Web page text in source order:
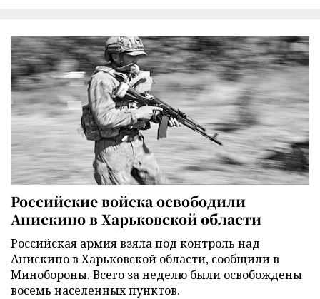
Российские войска освободили
Анискино в Харьковской области
Российская армия взяла под контроль над
Анискино в Харьковской области, сообщили в
Минобороны. Всего за неделю были освобождены
восемь населенных пунктов.